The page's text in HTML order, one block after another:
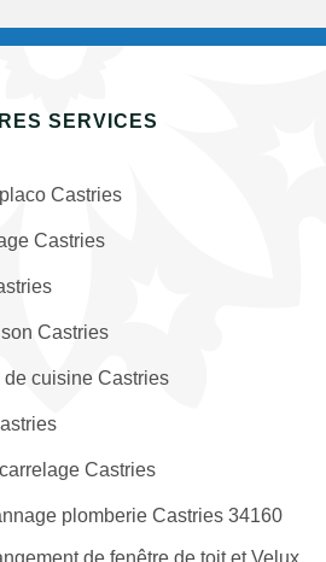
SERVICES
Castries
Castries
Castries
de cuisine Castries
Castries
plomberie Castries 34160
de fenêtre de toit et Velux